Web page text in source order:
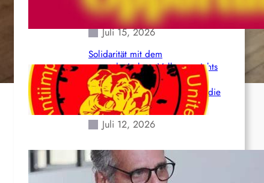
Opportunismus
Juli 15, 2026
Solidarität mit dem
venezolanischem Volk angesichts
der verlorenen Leben und der
katastrophalen Situation durch die
Erdbeben des 24. Juni!
Juli 12, 2026
Indien: „Die Politik der
Kapitulation“ von K. Murali (Ajith)